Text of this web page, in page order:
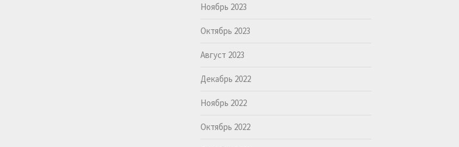
Ноябрь 2023
Октябрь 2023
Август 2023
Декабрь 2022
Ноябрь 2022
Октябрь 2022